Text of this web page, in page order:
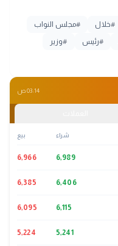
#خلال #مجلس النواب
#رئيس #وزير
03:14 ص
شراء بيع
6,989
6,966
6,406
6,385
6,115
6,095
5,241
5,224